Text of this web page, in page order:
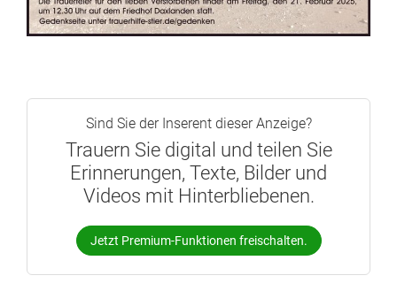
Sind Sie der Inserent dieser Anzeige?
Trauern Sie digital und teilen Sie
Erinnerungen, Texte, Bilder und
Videos mit Hinterbliebenen.
Jetzt Premium-Funktionen freischalten.